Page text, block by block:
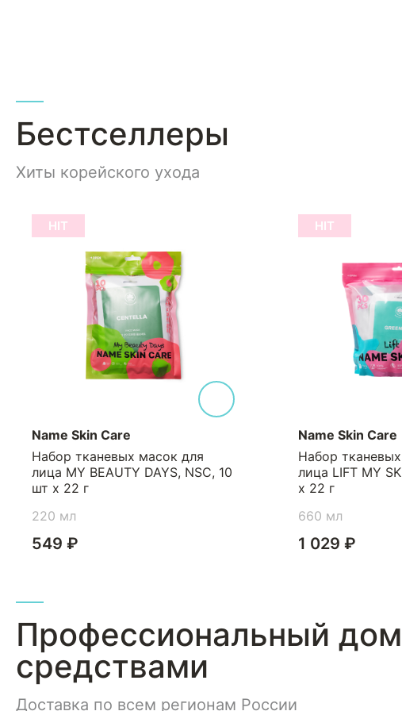
Бестселлеры
Хиты корейского ухода
HIT
Name Skin Care
Набор тканевых масок для
лица MY BEAUTY DAYS, NSC, 10
шт х 22 г
220 мл
549 ₽
HIT
Name Skin Care
Набор
лица LIFT MY
х 22 г
660 мл
1 029 ₽
Профессиональный
средствами
Доставка по всем регионам России